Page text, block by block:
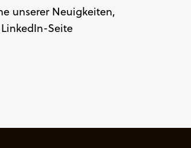
unserer Neuigkeiten,
Seite